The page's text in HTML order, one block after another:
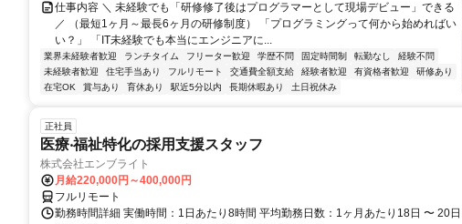
仕事内容 ＼ 未経験でも「研修修了後はプログラマーとして現場デビュー」できる
／ （最短1ヶ月～最長6ヶ月の研修制度） 「プログラミングって何から始めればい
い？」 「IT未経験でも本当にエンジニアに...
業界未経験者歓迎 ランチタイム フリーター歓迎 学歴不問 固定時間制 転勤なし
経験不問
未経験者歓迎
住宅手当あり フルリモート 交通費全額支給 経験者歓迎 有資格者歓迎
研修あり
在宅OK
賞与あり 育休あり 駅近5分以内 長期休暇あり 土日祝休み
正社員
医療‧福祉特化の採用支援スタッフ
株式会社エンブライト
月給220,000円～400,000円
フルリモート
勤務時間詳細 実働時間：1日あたり8時間 平均勤務日数：1ヶ月あたり18日 〜 20日